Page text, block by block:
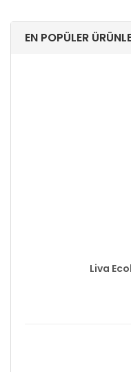
EN POPÜLER
Liva